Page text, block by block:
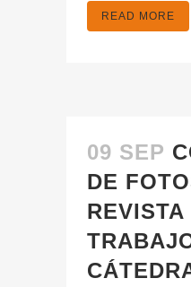
READ MORE
09 SEP
DE
REVISTA